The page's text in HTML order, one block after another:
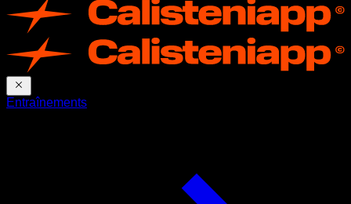
Entraînements